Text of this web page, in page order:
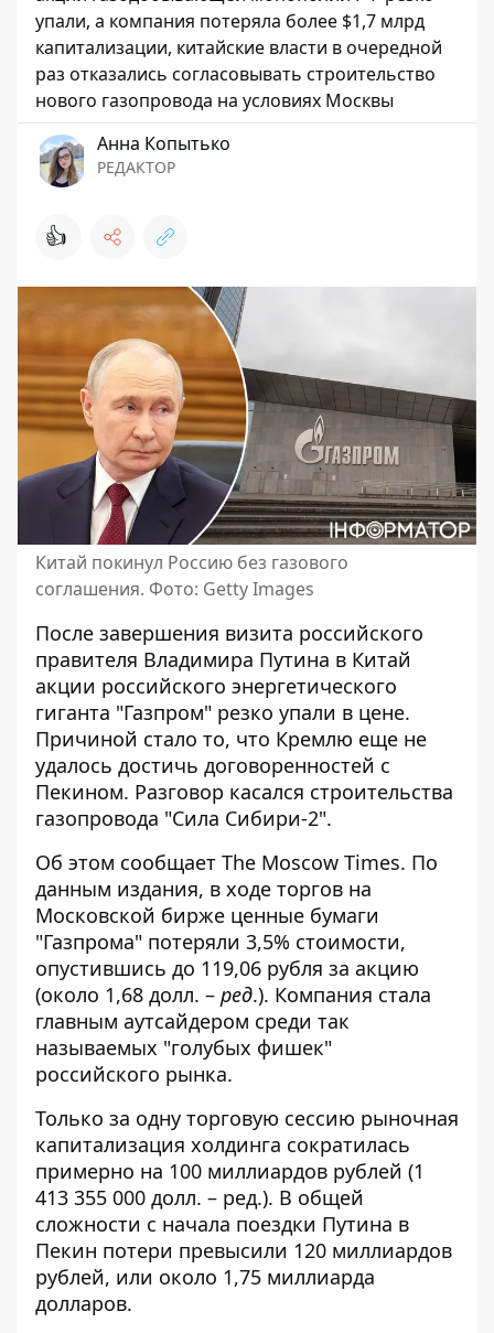
упали, а компания потеряла более $1,7 млрд
капитализации, китайские власти в очередной
раз отказались согласовывать строительство
нового газопровода на условиях Москвы
Анна Копытько
РЕДАКТОР
👍
Китай покинул Россию без газового
соглашения. Фото: Getty Images
После завершения визита российского
правителя Владимира Путина в Китай
акции российского энергетического
гиганта "Газпром" резко упали в цене.
Причиной стало то, что Кремлю еще не
удалось достичь договоренностей с
Пекином. Разговор касался строительства
газопровода "Сила Сибири-2".
Об этом сообщает The Moscow Times. По
данным издания, в ходе торгов на
Московской бирже ценные бумаги
"Газпрома" потеряли 3,5% стоимости,
опустившись до 119,06 рубля за акцию
(около 1,68 долл. – ред.). Компания стала
главным аутсайдером среди так
называемых "голубых фишек"
российского рынка.
Только за одну торговую сессию рыночная
капитализация холдинга сократилась
примерно на 100 миллиардов рублей (1
413 355 000 долл. – ред.). В общей
сложности с начала поездки Путина в
Пекин потери превысили 120 миллиардов
рублей, или около 1,75 миллиарда
долларов.